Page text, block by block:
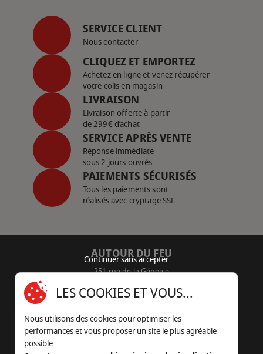
SERVICE CLIENT
Nous contacter
CLIQUEZ ET EMPORTEZ
Achetez en ligne et venez récupérer
votre colis en magasin
LIVRAISON
Livraison offerte à partir
de 299€ d’achat
SERVICE APRÈS VENTE
Réponse immédiate
sous 2 jours ouvrés
PAIEMENTS SÉCURISÉS
Tous les paiements sont
réalisés avec cryptage SSL
AUTOUR DU FEU
251 rue de la Génoise
05 45 22 98 09
Nous envoyer un e-mail
Continuer sans accepter
LES COOKIES ET VOUS...
Nous utilisons des cookies pour optimiser les
performances et vous proposer un site le plus agréable
possible.